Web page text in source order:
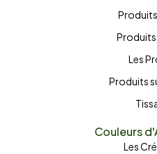
Les
Produits
Couleurs
Les